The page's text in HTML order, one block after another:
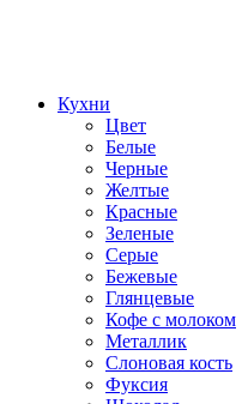
Кухни
Цвет
Белые
Черные
Желтые
Красные
Зеленые
Серые
Бежевые
Глянцевые
Кофе с молоком
Металлик
Слоновая кость
Фуксия